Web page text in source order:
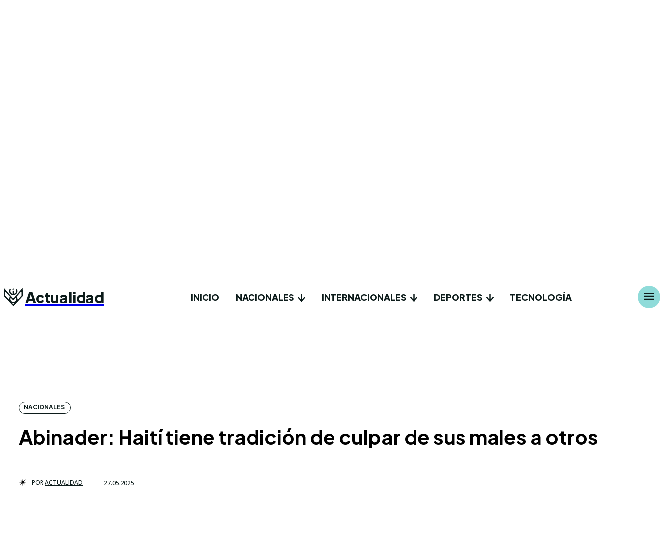
Actualidad INICIO NACIONALES INTERNACIONALES DEPORTES TECNOLOGÍA
NACIONALES
Abinader: Haití tiene tradición de culpar de sus males a otros
PORACTUALIDAD 27.05.2025